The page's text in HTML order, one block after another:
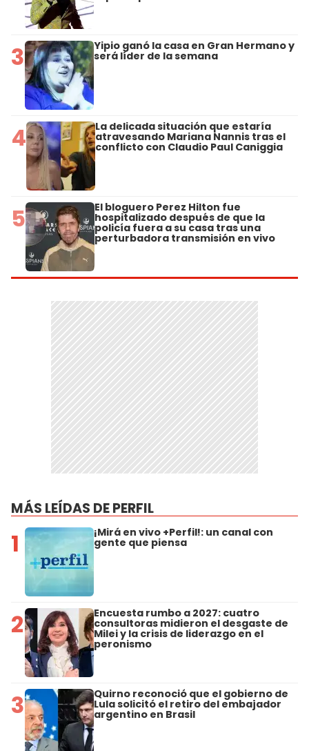
3 Yipio ganó la casa en Gran Hermano y
será líder de la semana
4 La delicada situación que estaría
atravesando Mariana Nannis tras el
conflicto con Claudio Paul Caniggia
5 El bloguero Perez Hilton fue
hospitalizado después de que la
policía fuera a su casa tras una
perturbadora transmisión en vivo
MÁS LEÍDAS DE PERFIL
1 ¡Mirá en vivo +Perfil!: un canal con
gente que piensa
2 Encuesta rumbo a 2027: cuatro
consultoras midieron el desgaste de
Milei y la crisis de liderazgo en el
peronismo
3 Quirno reconoció que el gobierno de
Lula solicitó el retiro del embajador
argentino en Brasil